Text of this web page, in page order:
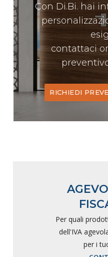
Con Di.Bi. hai
contattaci
RICHIEDI
Per quali
dell'IVA
per i